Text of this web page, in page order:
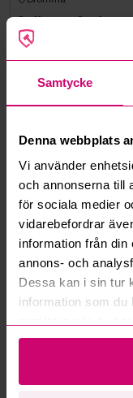
Samtycke
Denna webbplats
Vi använder
och annonserna till
för sociala medier
vidarebefordrar
information från din
annons- och
Dessa kan i sin tur
information som du
1 150 kr ·14 bud
Bromma
Gungställning Hörby
CanCan Classic
450 kr · 10 bud
Oanvänd